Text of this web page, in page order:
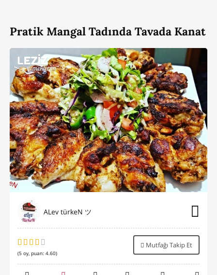
Pratik Mangal Tadında Tavada Kanat
ALev türkeN ツ
(5 oy, puan: 4.60)
Mutfağı Takip Et